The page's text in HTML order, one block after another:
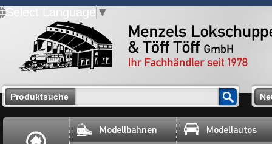
Select Language ▼
Produktsuche
Modellbahnen Modellautos